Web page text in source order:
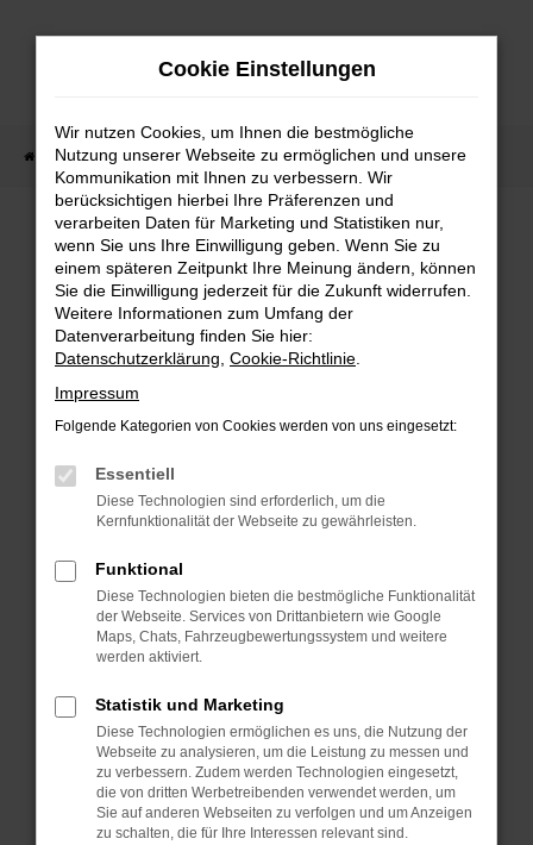
Zum
Startseite Fahrzeugangebote Sofort verfügbare Fahrzeuge
FEHLER: NETWORK ERROR
Beim Laden ist ein Fehler aufgetreten.
Hier sind ein paar Tipps, die dir helfen können:
Überprüfe deine Firewall und deine
Laden andere Webseiten, zum Beispiel deine
Suchmaschine?
Prüfe deine Browsererweiterungen.
Manche Erweiterungen, wie Werbeblocker,
verhindern. Funktioniert die Seite in einem
anderen Browser oder in einem privaten
Fenster?
Starte dein Gerät neu.
Probleme zu beheben.
Stelle sicher, dass dein Browser und dein
Betriebssystem auf dem neuesten Stand
sind.
Veraltete Software birgt nicht nur ein
Cookie Einstellungen
Wir nutzen Cookies, um Ihnen die bestmögliche
Nutzung unserer Webseite zu ermöglichen und unsere
Kommunikation mit Ihnen zu verbessern. Wir
berücksichtigen hierbei Ihre Präferenzen und
verarbeiten Daten für Marketing und Statistiken nur,
wenn Sie uns Ihre Einwilligung geben. Wenn Sie zu
einem späteren Zeitpunkt Ihre Meinung ändern, können
Sie die Einwilligung jederzeit für die Zukunft widerrufen.
Weitere Informationen zum Umfang der
Datenverarbeitung finden Sie hier:
Datenschutzerklärung Cookie-Richtlinie
Impressum
Folgende Kategorien von Cookies werden von uns eingesetzt:
Essentiell
Diese Technologien sind erforderlich, um die
Kernfunktionalität der Webseite zu gewährleisten.
Funktional
Diese Technologien bieten die bestmögliche Funktionalität
der Webseite. Services von Drittanbietern wie Google
Maps, Chats, Fahrzeugbewertungssystem und weitere
werden aktiviert.
Statistik und Marketing
Diese Technologien ermöglichen es uns, die Nutzung der
Webseite zu analysieren, um die Leistung zu messen und
zu verbessern. Zudem werden Technologien eingesetzt,
die von dritten Werbetreibenden verwendet werden, um
Sie auf anderen Webseiten zu verfolgen und um Anzeigen
zu schalten, die für Ihre Interessen relevant sind.